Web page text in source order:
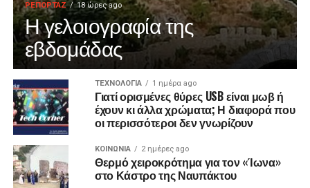
ΡΕΠΟΡΤΑΖ 18 ώρες ago
Η γελοιογραφία της
εβδομάδας
ΤΕΧΝΟΛΟΓΙΑ 1 ημέρα ago
Γιατί ορισμένες θύρες USB είναι μωβ ή
έχουν κι άλλα χρώματα; Η διαφορά που
οι περισσότεροι δεν γνωρίζουν
ΚΟΙΝΩΝΙΑ 2 ημέρες ago
Θερμό χειροκρότημα για τον «Ίωνα»
στο Κάστρο της Ναυπάκτου